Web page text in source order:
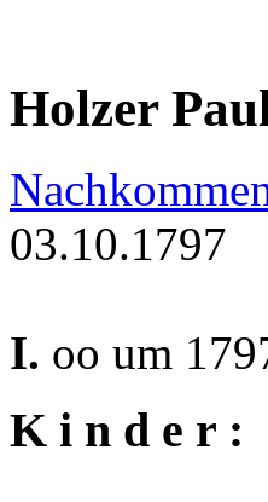
Holzer
03.10.1797
I. oo um
K i n d e r :